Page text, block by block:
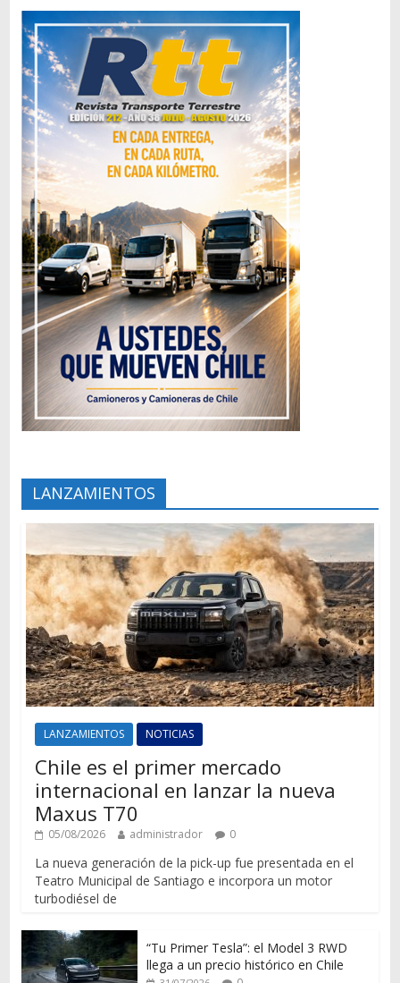
LANZAMIENTOS
LANZAMIENTOS NOTICIAS
Chile es el primer mercado
internacional en lanzar la nueva
Maxus T70
05/08/2026 administrador 0
La nueva generación de la pick-up fue presentada en el
Teatro Municipal de Santiago e incorpora un motor
turbodiésel de
“Tu Primer Tesla”: el Model 3 RWD
llega a un precio histórico en Chile